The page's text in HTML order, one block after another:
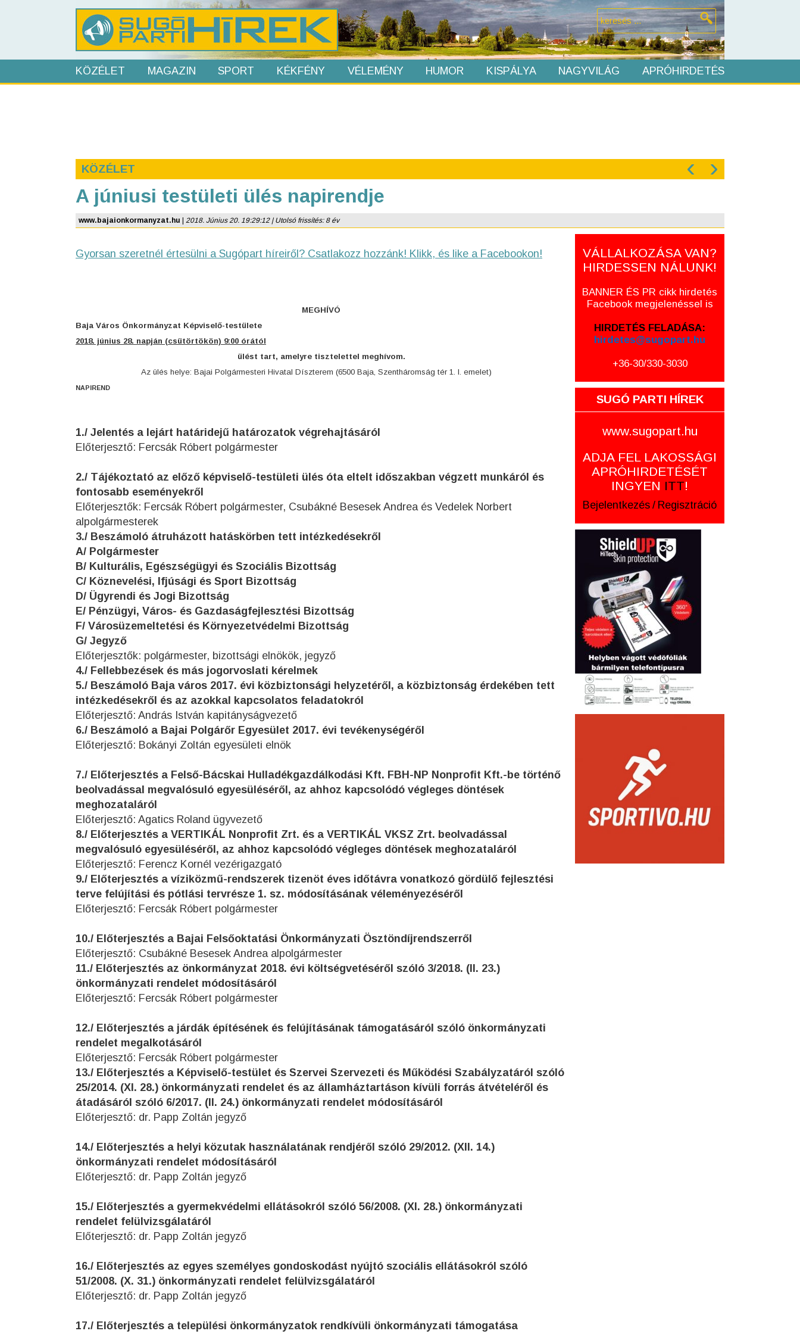
KÖZÉLET MAGAZIN SPORT KÉKFÉNY VÉLEMÉNY HUMOR KISPÁLYA NAGYVILÁG APRÓHIRDETÉS
KÖZÉLET ‹ ›
A júniusi testületi ülés napirendje
www.bajaionkormanyzat.hu 2018. Június 20. 19:29:12 | Utolsó frissítés: 8 év
Gyorsan szeretnél értesülni a Sugópart híreiről? Csatlakozz hozzánk! Klikk, és like a Facebookon!
MEGHÍVÓ
Baja Város Önkormányzat Képviselő-testülete
2018. június 28. napján (csütörtökön) 9:00 órától
ülést tart, amelyre tisztelettel meghívom.
Az ülés helye: Bajai Polgármesteri Hivatal Díszterem (6500 Baja, Szentháromság tér 1. I. emelet)
NAPIREND
1./ Jelentés a lejárt határidejű határozatok végrehajtásáról
Előterjesztő: Fercsák Róbert polgármester
2./ Tájékoztató az előző képviselő-testületi ülés óta eltelt időszakban végzett munkáról és
fontosabb eseményekről
Előterjesztők: Fercsák Róbert polgármester, Csubákné Besesek Andrea és Vedelek Norbert
alpolgármesterek
3./ Beszámoló átruházott hatáskörben tett intézkedésekről
A/ Polgármester
B/ Kulturális, Egészségügyi és Szociális Bizottság
C/ Köznevelési, Ifjúsági és Sport Bizottság
D/ Ügyrendi és Jogi Bizottság
E/ Pénzügyi, Város- és Gazdaságfejlesztési Bizottság
F/ Városüzemeltetési és Környezetvédelmi Bizottság
G/ Jegyző
Előterjesztők: polgármester, bizottsági elnökök, jegyző
4./ Fellebbezések és más jogorvoslati kérelmek
5./ Beszámoló Baja város 2017. évi közbiztonsági helyzetéről, a közbiztonság érdekében tett
intézkedésekről és az azokkal kapcsolatos feladatokról
Előterjesztő: András István kapitányságvezető
6./ Beszámoló a Bajai Polgárőr Egyesület 2017. évi tevékenységéről
Előterjesztő: Bokányi Zoltán egyesületi elnök
7./ Előterjesztés a Felső-Bácskai Hulladékgazdálkodási Kft. FBH-NP Nonprofit Kft.-be történő
beolvadással megvalósuló egyesüléséről, az ahhoz kapcsolódó végleges döntések
meghozataláról
Előterjesztő: Agatics Roland ügyvezető
8./ Előterjesztés a VERTIKÁL Nonprofit Zrt. és a VERTIKÁL VKSZ Zrt. beolvadással
megvalósuló egyesüléséről, az ahhoz kapcsolódó végleges döntések meghozataláról
Előterjesztő: Ferencz Kornél vezérigazgató
9./ Előterjesztés a víziközmű-rendszerek tizenöt éves időtávra vonatkozó gördülő fejlesztési
terve felújítási és pótlási tervrésze 1. sz. módosításának véleményezéséről
Előterjesztő: Fercsák Róbert polgármester
10./ Előterjesztés a Bajai Felsőoktatási Önkormányzati Ösztöndíjrendszerről
Előterjesztő: Csubákné Besesek Andrea alpolgármester
11./ Előterjesztés az önkormányzat 2018. évi költségvetéséről szóló 3/2018. (II. 23.)
önkormányzati rendelet módosításáról
Előterjesztő: Fercsák Róbert polgármester
12./ Előterjesztés a járdák építésének és felújításának támogatásáról szóló önkormányzati
rendelet megalkotásáról
Előterjesztő: Fercsák Róbert polgármester
13./ Előterjesztés a Képviselő-testület és Szervei Szervezeti és Működési Szabályzatáról szóló
25/2014. (XI. 28.) önkormányzati rendelet és az államháztartáson kívüli forrás átvételéről és
átadásáról szóló 6/2017. (II. 24.) önkormányzati rendelet módosításáról
Előterjesztő: dr. Papp Zoltán jegyző
14./ Előterjesztés a helyi közutak használatának rendjéről szóló 29/2012. (XII. 14.)
önkormányzati rendelet módosításáról
Előterjesztő: dr. Papp Zoltán jegyző
15./ Előterjesztés a gyermekvédelmi ellátásokról szóló 56/2008. (XI. 28.) önkormányzati
rendelet felülvizsgálatáról
Előterjesztő: dr. Papp Zoltán jegyző
16./ Előterjesztés az egyes személyes gondoskodást nyújtó szociális ellátásokról szóló
51/2008. (X. 31.) önkormányzati rendelet felülvizsgálatáról
Előterjesztő: dr. Papp Zoltán jegyző
17./ Előterjesztés a települési önkormányzatok rendkívüli önkormányzati támogatása
VÁLLALKOZÁSA VAN?
HIRDESSEN NÁLUNK!
BANNER ÉS PR cikk hirdetés
Facebook megjelenéssel is
HIRDETÉS FELADÁSA:
hirdetes@sugopart.hu
+36-30/330-3030
SUGÓ PARTI HÍREK
www.sugopart.hu
ADJA FEL LAKOSSÁGI
APRÓHIRDETÉSÉT
INGYEN ITT!
Bejelentkezés / Regisztráció